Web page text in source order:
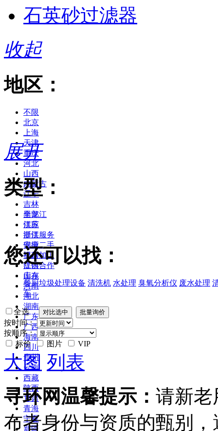
石英砂过滤器
收起
地区：
不限
北京
上海
天津
重庆
河北
山西
内蒙古
辽宁
吉林
黑龙江
江苏
浙江
安徽
福建
江西
山东
河南
湖北
湖南
广东
广西
海南
四川
贵州
云南
西藏
陕西
甘肃
青海
宁夏
新疆
展开
类型：
全部
供应
提供服务
供应二手
提供加工
提供合作
库存
您还可以找：
餐厨垃圾处理设备 清洗机 水处理 臭氧分析仪 废水处理
车
全选
按时间：
按顺序：
标价
图片 VIP
大图 列表
寻环网温馨提示： 请新老
布者身份与资质的甄别